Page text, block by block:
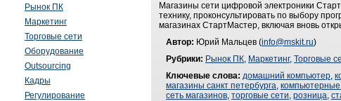
Рынок ПК
Маркетинг
Торговые сети
Оборудование
Outsourcing
Кадры
Регулирование
Магазины сети цифровой электроники
технику, проконсультировать по выбору
магазинах СтартМастер, включая вновь
Автор: Юрий Мальцев (info@mskit.ru)
Рубрики: Рынок ПК, Маркетинг, Торговые
Ключевые слова: домашний компьютер,
магазины санкт петербурга,
сеть магазинов, торговые сети, розница,